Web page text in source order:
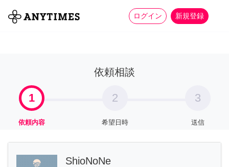
ログイン 新規登録
全て 家事 more_horiz
依頼相談
1
依頼内容
2
希望日時
3
送信
ShioNoNe